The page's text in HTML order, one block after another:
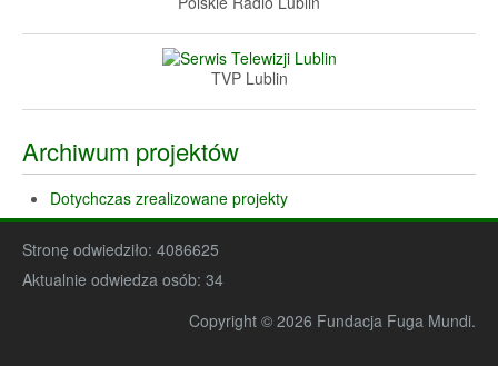
TVP Lublin
Archiwum projektów
Dotychczas zrealizowane projekty
Stronę odwiedziło: 4086625
Aktualnie odwiedza osób: 34
Copyright © 2026 Fundacja Fuga Mundi.